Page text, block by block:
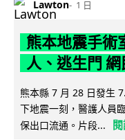
Lawton 1 日
熊本地震手術
人、逃生門
熊本縣 7 月 28 日發生
下地震一刻，醫護人員
保出口流通。片段...